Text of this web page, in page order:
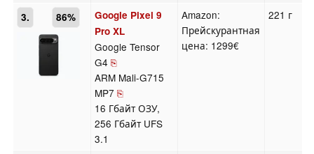
3. 86%
Google Pixel 9
Pro XL
Google Tensor
G4 ⎘
ARM Mali-G715
MP7 ⎘
16 Гбайт ОЗУ,
256 Гбайт UFS
3.1
Amazon:
Прейскурантная
цена: 1299€
221 г